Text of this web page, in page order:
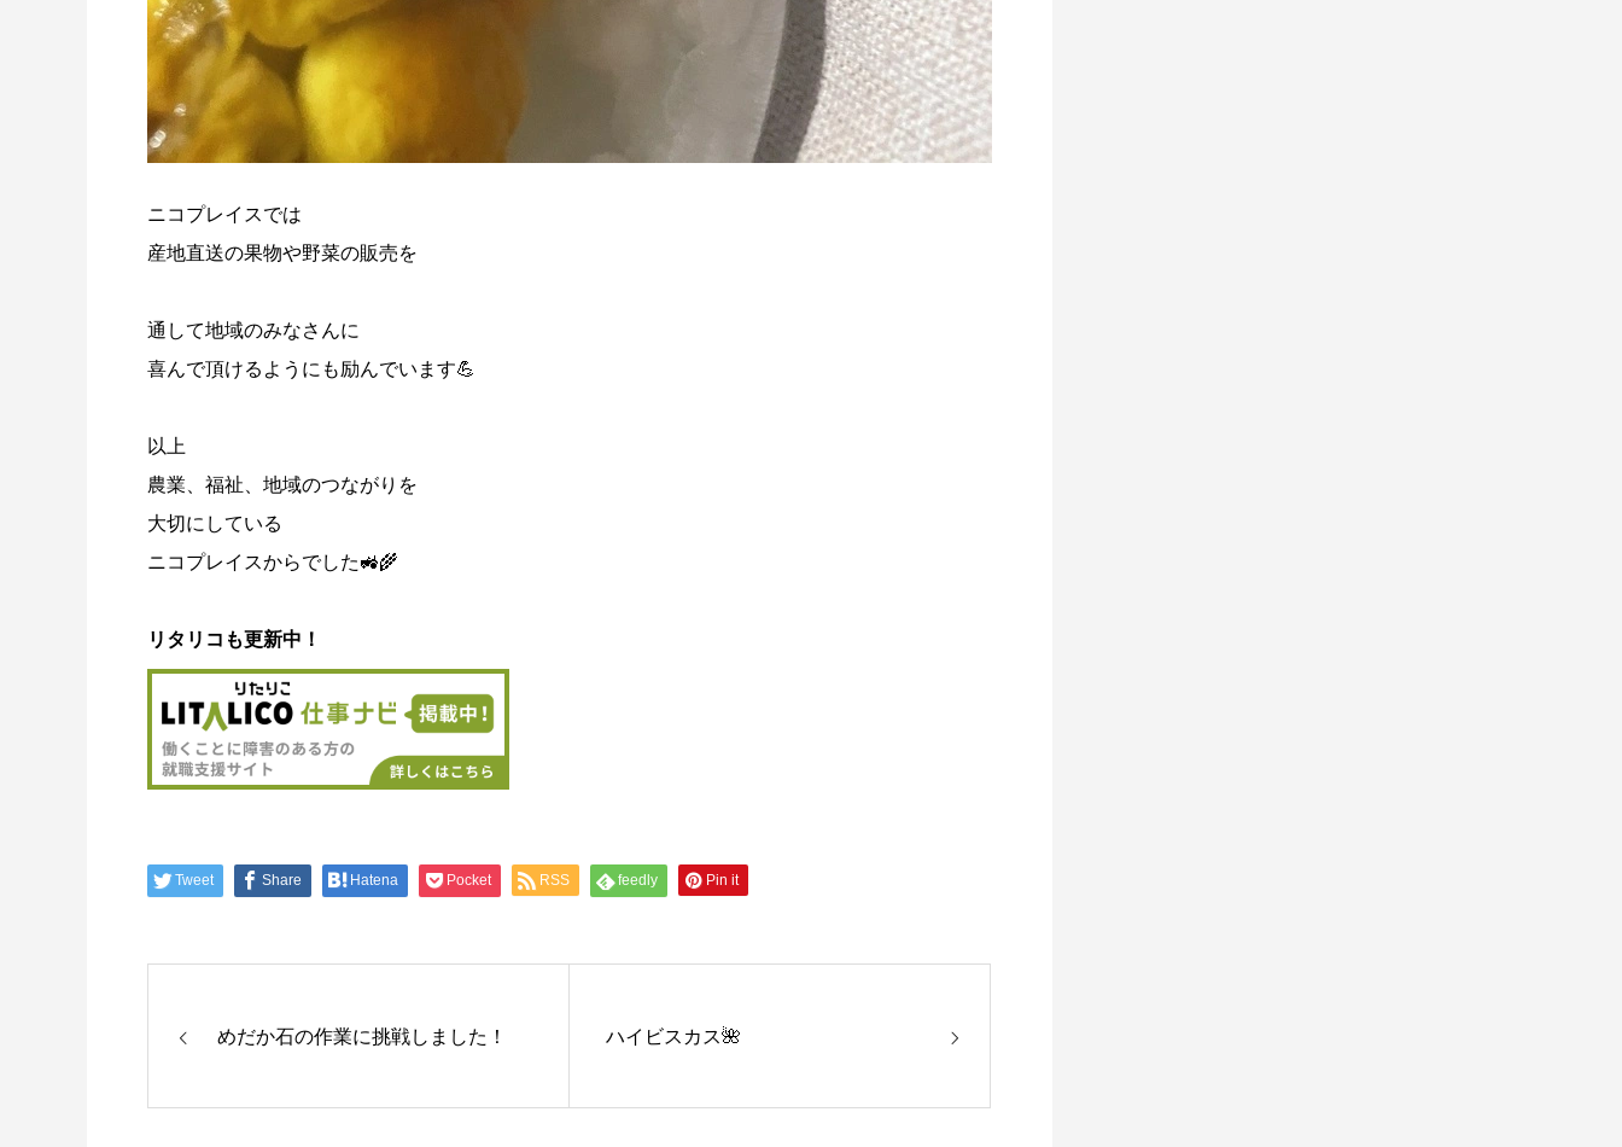
ニコプレイスでは
産地直送の果物や野菜の販売を
通して地域のみなさんに
喜んで頂けるようにも励んでいます💪
以上
農業、福祉、地域のつながりを
大切にしている
ニコプレイスからでした🚜🌾
リタリコも更新中！
Tweet Share Hatena Pocket RSS feedly Pin it
めだか石の作業に挑戦しました！ ハイビスカス🌺